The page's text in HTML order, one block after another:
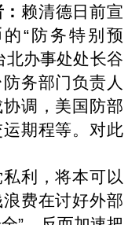
赖清德日前宣
“防务特别预
北办事处处长谷
务部门负责人
调，美国防部
期程等。对此
利，将本可以
费在讨好外部